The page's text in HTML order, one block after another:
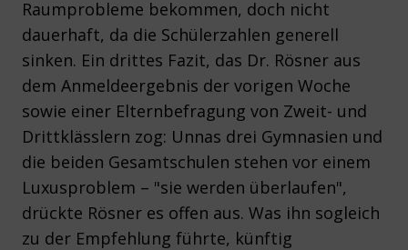
Raumprobleme bekommen, doch nicht
dauerhaft, da die Schülerzahlen generell
sinken. Ein drittes Fazit, das Dr. Rösner aus
dem Anmeldeergebnis der vorigen Woche
sowie einer Elternbefragung von Zweit- und
Drittklässlern zog: Unnas drei Gymnasien und
die beiden Gesamtschulen stehen vor einem
Luxusproblem – "sie werden überlaufen",
drückte Rösner es offen aus. Was ihn sogleich
zu der Empfehlung führte, künftig